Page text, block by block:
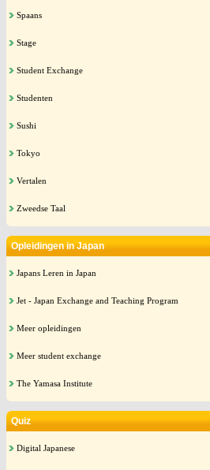
Spaans
Stage
Student Exchange
Studenten
Sushi
Tokyo
Vertalen
Zweedse Taal
Opleidingen in Japan
Japans Leren in Japan
Jet - Japan Exchange and Teaching Program
Meer opleidingen
Meer student exchange
The Yamasa Institute
Quiz
Digital Japanese